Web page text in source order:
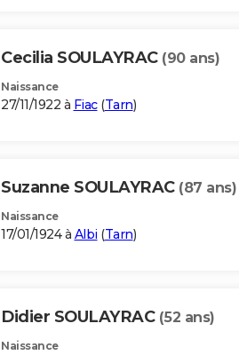
Cecilia SOULAYRAC (90 ans)
Naissance
27/11/1922 à Fiac(Tarn)
Suzanne SOULAYRAC (87 ans)
Naissance
17/01/1924 à Albi (Tarn)
Didier SOULAYRAC (52 ans)
Naissance